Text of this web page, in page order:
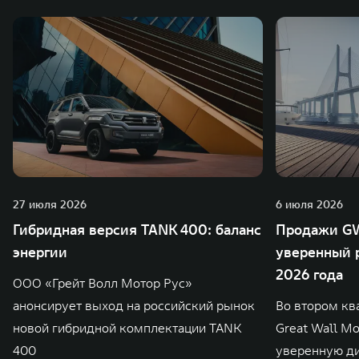
27 июля 2026
Гибридная версия TANK 400: баланс
энергии
ООО «Грейт Волл Мотор Рус»
анонсирует выход на российский рынок
новой гибридной комплектации TANK
400
6 июля 2026
Продажи
уверенный
2026 года
Во втором
Great Wall
уверенную